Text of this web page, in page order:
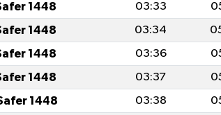
1448 03:33
1448 03:34
1448 03:36
1448 03:37
1448 03:38